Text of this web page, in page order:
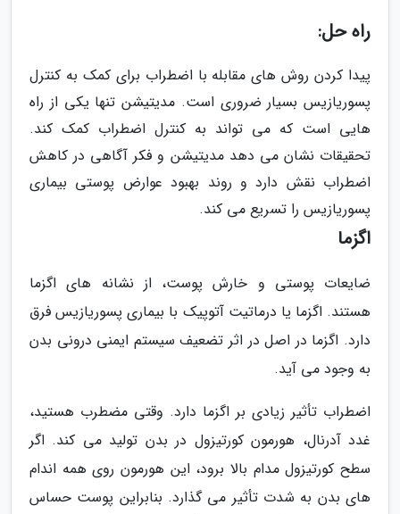
راه حل:
پیدا کردن روش های مقابله با اضطراب برای کمک به کنترل
پسوریازیس بسیار ضروری است. مدیتیشن تنها یکی از راه
هایی است که می تواند به کنترل اضطراب کمک کند.
تحقیقات نشان می دهد مدیتیشن و فکر آگاهی در کاهش
اضطراب نقش دارد و روند بهبود عوارض پوستی بیماری
پسوریازیس را تسریع می کند.
اگزما
ضایعات پوستی و خارش پوست، از نشانه های اگزما
هستند. اگزما یا درماتیت آتوپیک با بیماری پسوریازیس فرق
دارد. اگزما در اصل در اثر تضعیف سیستم ایمنی درونی بدن
به وجود می آید.
اضطراب تأثیر زیادی بر اگزما دارد. وقتی مضطرب هستید،
غدد آدرنال، هورمون کورتیزول در بدن تولید می کند. اگر
سطح کورتیزول مدام بالا برود، این هورمون روی همه اندام
های بدن به شدت تأثیر می گذارد. بنابراین پوست حساس